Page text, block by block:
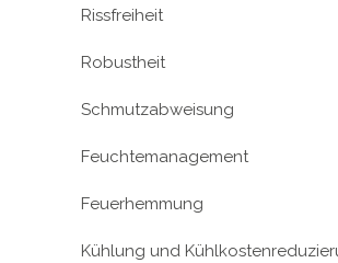
Rissfreiheit
Robustheit
Schmutzabweisung
Feuchtemanagement
Feuerhemmung
Kühlung und